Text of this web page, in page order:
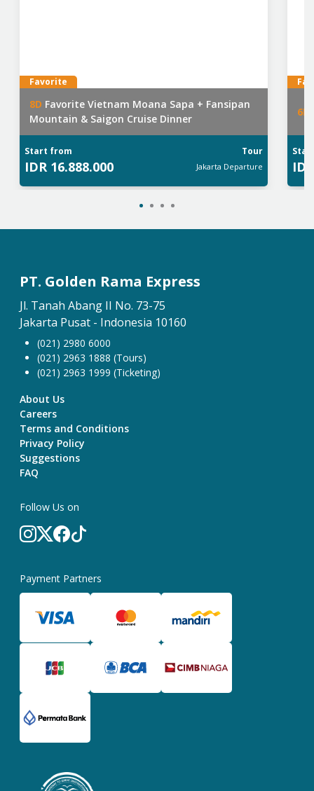
Favorite
8D Favorite Vietnam Moana Sapa + Fansipan
Mountain & Saigon Cruise Dinner
Start from Tour
IDR 16.888.000 Jakarta Departure
6D
PT. Golden Rama Express
Jl. Tanah Abang II No. 73-75
Jakarta Pusat - Indonesia 10160
(021) 2980 6000
(021) 2963 1888 (Tours)
(021) 2963 1999 (Ticketing)
About Us
Careers
Terms and Conditions
Privacy Policy
Suggestions
FAQ
Follow Us on
Payment Partners